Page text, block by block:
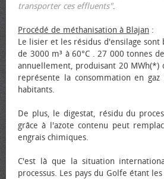
transporter ces effluents".
Procédé de méthanisation à Blajan :
Le lisier et les résidus d'ensilage sont
de 3000 m³ à 60°C . 27 000 tonnes
annuellement, produisant 20 MWh(*)
représente la consommation en
habitants.
De plus, le digestat, résidu du
grâce à l'azote contenu peut
engrais chimiques.
C'est là que la situation
processus. Les pays du Golfe étant